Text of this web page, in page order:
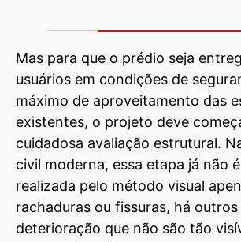
Mas para que o prédio seja
usuários em condições de
máximo de aproveitamento das
existentes, o projeto deve
cuidadosa avaliação estrutural.
civil moderna, essa etapa já não
realizada pelo método visual
rachaduras ou fissuras, há
deterioração que não são tão